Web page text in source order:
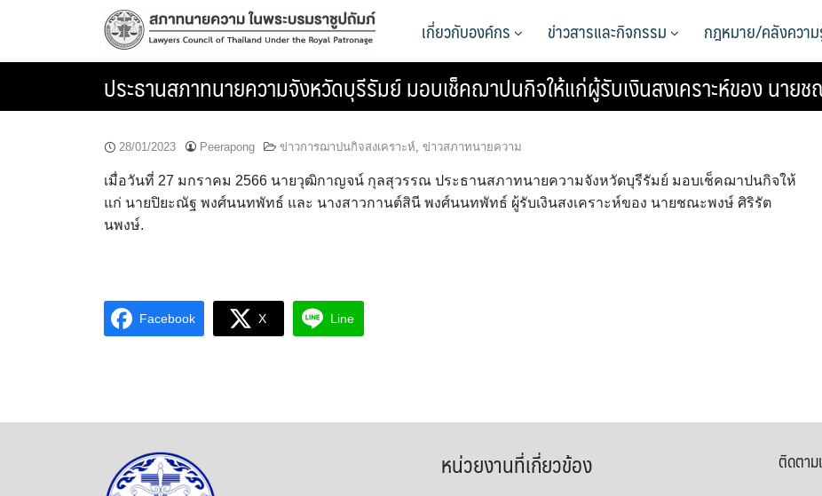
เกี่ยวกับองค์กร ข่าวสารและกิจกรรม กฎหมาย/คลังควา
ประธานสภาทนายความจังหวัดบุรีรัมย์ มอบเช็คฌาปนกิจให้แก่ผู้รับเงินสงเคราะห์ของ นา
28/01/2023 Peerapong ข่าวการฌาปนกิจสงเคราะห์, ข่าวสภาทนายความ
เมื่อวันที่ 27 มกราคม 2566 นายวุฒิกาญจน์ กุลสุวรรณ ประธานสภาทนายความจังหวัดบุรีรัมย์ มอบเช็คฌาปนกิจให้
แก่ นายปิยะณัฐ พงศ์นนทพัทธ์ และ นางสาวกานต์สินี พงศ์นนทพัทธ์ ผู้รับเงินสงเคราะห์ของ นายชณะพงษ์ ศิริรัต
นพงษ์.
Facebook X Line
หน่วยงานที่เกี่ยวข้อง ติดตาม